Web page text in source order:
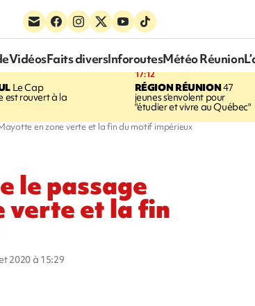
VidéosFaits diversInforoutesMétéo Réunion
Le Cap
est rouvert à la
17:12
RÉGION RÉUNION47
jeunes s'envolent pour
"étudier et vivre au Québec"
en zone verte et la fin du motif impérieux
le passage
verte et la fin
2020 à 15:29